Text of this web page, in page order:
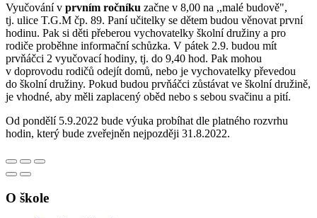
Vyučování v prvním ročníku začne v 8,00 na ,,malé budově",
tj. ulice T.G.M čp. 89. Paní učitelky se dětem budou věnovat první
hodinu. Pak si děti přeberou vychovatelky školní družiny a pro
rodiče proběhne informační schůzka. V pátek 2.9. budou mít
prvňáčci 2 vyučovací hodiny, tj. do 9,40 hod. Pak mohou
v doprovodu rodičů odejít domů, nebo je vychovatelky převedou
do školní družiny. Pokud budou prvňáčci zůstávat ve školní družině,
je vhodné, aby měli zaplacený oběd nebo s sebou svačinu a pití.
Od pondělí 5.9.2022 bude výuka probíhat dle platného rozvrhu
hodin​, který bude zveřejněn nejpozději 31.8.2022.
O škole